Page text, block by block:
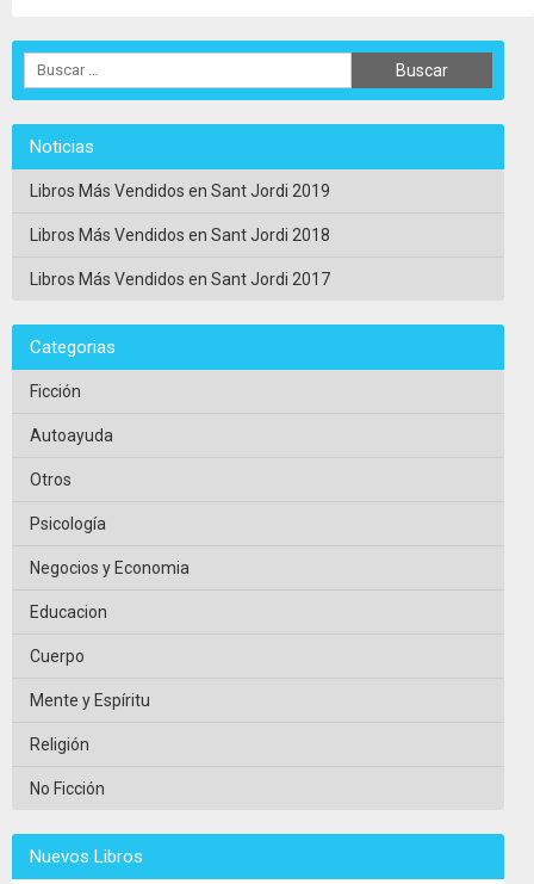
Noticias
Libros Más Vendidos en Sant Jordi 2019
Libros Más Vendidos en Sant Jordi 2018
Libros Más Vendidos en Sant Jordi 2017
Categorias
Ficción
Autoayuda
Otros
Psicología
Negocios y Economia
Educacion
Cuerpo
Mente y Espíritu
Religión
No Ficción
Nuevos Libros